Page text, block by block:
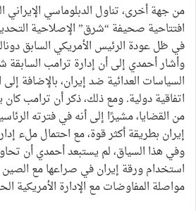
من جهة أخرى، تناول الدبلوماسي
افتتاحية صحيفة “شرق” الإصلاحية
في ظل عودة الرئيس الأمريكي السابق
وأشار أحمدي إلى أن إدارة ترامب
السياسات العدائية ضد إيران، بالإضافة
اتفاقية دولية. ومع ذلك، ذكر أن ترامب
من القضايا، مشيرًا إلى أنه في فترته
إيران بطريقة أكثر قوة، مع احتمال ملء
وفي هذا السياق، لم يستبعد أحمدي أن
استخدام ورقة إيران في صراعها مع
مواصلة المفاوضات مع الإدارة الأمريكية